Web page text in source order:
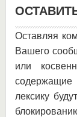
Оставляя
Вашего
или
лексику